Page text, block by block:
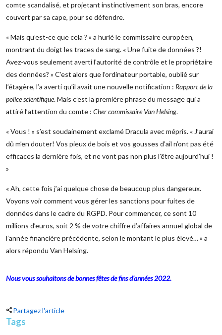
comte scandalisé, et projetant instinctivement son bras, encore
couvert par sa cape, pour se défendre.
« Mais qu’est-ce que cela ? » a hurlé le commissaire européen,
montrant du doigt les traces de sang. « Une fuite de données ?!
Avez-vous seulement averti l’autorité de contrôle et le propriétaire
des données? » C’est alors que l’ordinateur portable, oublié sur
l’étagère, l’a averti qu’il avait une nouvelle notification : Rapport de la
police scientifique. Mais c’est la première phrase du message qui a
attiré l’attention du comte : Cher commissaire Van Helsing.
« Vous ! » s’est soudainement exclamé Dracula avec mépris. « J’aurai
dû m’en douter! Vos pieux de bois et vos gousses d’ail n’ont pas été
efficaces la dernière fois, et ne vont pas non plus l’être aujourd’hui !
»
« Ah, cette fois j’ai quelque chose de beaucoup plus dangereux.
Voyons voir comment vous gérer les sanctions pour fuites de
données dans le cadre du RGPD. Pour commencer, ce sont 10
millions d’euros, soit 2 % de votre chiffre d’affaires annuel global de
l’année financière précédente, selon le montant le plus élevé… » a
alors répondu Van Helsing.
Nous vous souhaitons de bonnes fêtes de fins d'années 2022.
Partagez l'article
Tags